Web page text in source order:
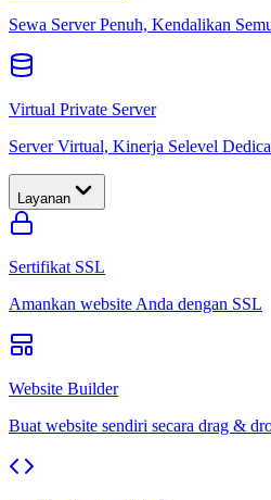
Sewa Server Penuh, Kendalikan
Virtual Private Server
Server Virtual, Kinerja Selevel
Layanan
Sertifikat SSL
Amankan website Anda dengan SSL
Website Builder
Buat website sendiri secara drag &